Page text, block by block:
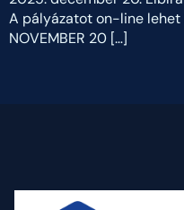
A pályázatot on-line
NOVEMBER 20 […]